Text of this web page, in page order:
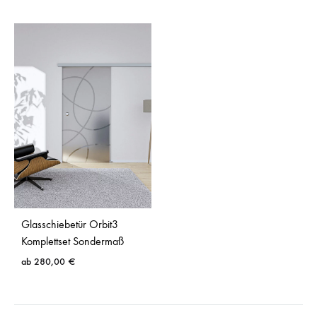
Glasschiebetür Orbit3
Komplettset Sondermaß
ab 280,00 €